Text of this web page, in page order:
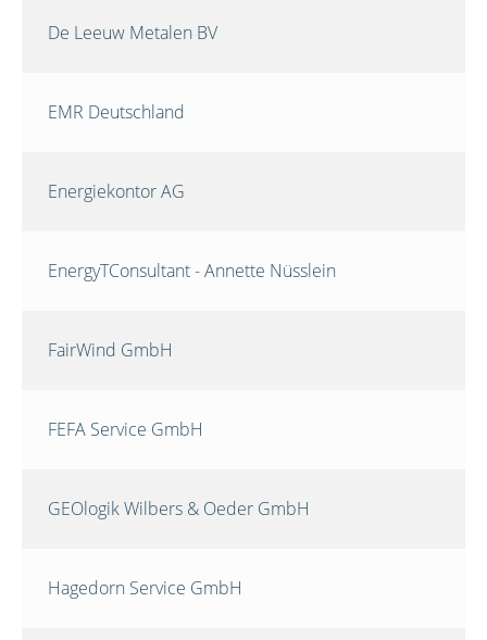
De Leeuw Metalen BV
EMR Deutschland
Energiekontor AG
EnergyTConsultant - Annette Nüsslein
FairWind GmbH
FEFA Service GmbH
GEOlogik Wilbers & Oeder GmbH
Hagedorn Service GmbH